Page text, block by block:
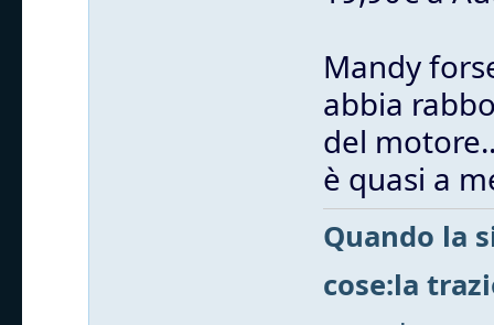
Mandy
abbia
del
è quasi a
Quando la
cose:la